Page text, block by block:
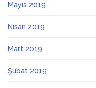
Mayıs 2019
Nisan 2019
Mart 2019
Şubat 2019